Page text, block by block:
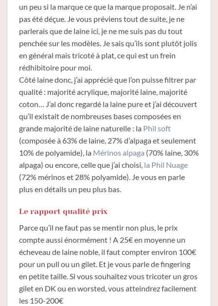
un peu si la marque ce que la marque proposait. Je n’ai
pas été déçue. Je vous préviens tout de suite, je ne
parlerais que de laine ici, je ne me suis pas du tout
penchée sur les modèles. Je sais qu’ils sont plutôt jolis
en général mais tricoté à plat, ce qui est un frein
rédhibitoire pour moi.
Côté laine donc, j’ai apprécié que l’on puisse filtrer par
qualité : majorité acrylique, majorité laine, majorité
coton… J’ai donc regardé la laine pure et j’ai découvert
qu’il existait de nombreuses bases composées en
grande majorité de laine naturelle : la Phil soft
(composée à 63% de laine, 27% d’alpaga et seulement
10% de polyamide), la Mérinos alpaga (70% laine, 30%
alpaga) ou encore, celle que j’ai choisi, la Phil Nuage
(72% mérinos et 28% polyamide). Je vous en parle
plus en détails un peu plus bas.
Le rapport qualité prix
Parce qu’il ne faut pas se mentir non plus, le prix
compte aussi énormément ! A 25€ en moyenne un
écheveau de laine noble, il faut compter environ 100€
pour un pull ou un gilet. Et je vous parle de fingering
en petite taille. Si vous souhaitez vous tricoter un gros
gilet en DK ou en worsted, vous atteindrez facilement
les 150-200€